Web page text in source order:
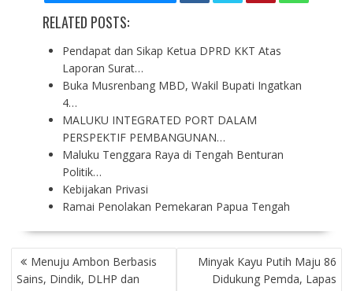
RELATED POSTS:
Pendapat dan Sikap Ketua DPRD KKT Atas
Laporan Surat…
Buka Musrenbang MBD, Wakil Bupati Ingatkan
4…
MALUKU INTEGRATED PORT DALAM
PERSPEKTIF PEMBANGUNAN…
Maluku Tenggara Raya di Tengah Benturan
Politik…
Kebijakan Privasi
Ramai Penolakan Pemekaran Papua Tengah
P
O
Menuju Ambon Berbasis
Sains, Dindik, DLHP dan
Minyak Kayu Putih Maju 86
Didukung Pemda, Lapas